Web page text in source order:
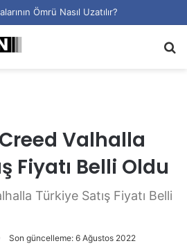
Ömrü Nasıl Uzatılır?
Valhalla
Fiyatı Belli Oldu
Türkiye Satış Fiyatı Belli
Son güncelleme: 6 Ağustos 2022